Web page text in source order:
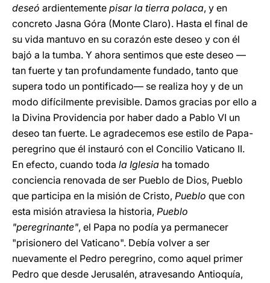
deseó ardientemente pisar la tierra polaca, y en
concreto Jasna Góra (Monte Claro). Hasta el final de
su vida mantuvo en su corazón este deseo y con él
bajó a la tumba. Y ahora sentimos que este deseo —
tan fuerte y tan profundamente fundado, tanto que
supera todo un pontificado— se realiza hoy y de un
modo difícilmente previsible. Damos gracias por ello a
la Divina Providencia por haber dado a Pablo VI un
deseo tan fuerte. Le agradecemos ese estilo de Papa-
peregrino que él instauró con el Concilio Vaticano II.
En efecto, cuando toda la Iglesia ha tomado
conciencia renovada de ser Pueblo de Dios, Pueblo
que participa en la misión de Cristo, Pueblo que con
esta misión atraviesa la historia, Pueblo
"peregrinante", el Papa no podía ya permanecer
"prisionero del Vaticano". Debía volver a ser
nuevamente el Pedro peregrino, como aquel primer
Pedro que desde Jerusalén, atravesando Antioquía,